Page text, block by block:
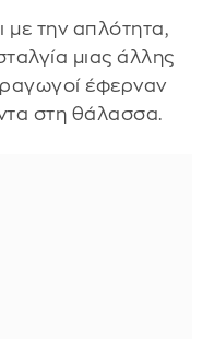
με την απλότητα,
μιας άλλης
έφερναν
στη θάλασσα.